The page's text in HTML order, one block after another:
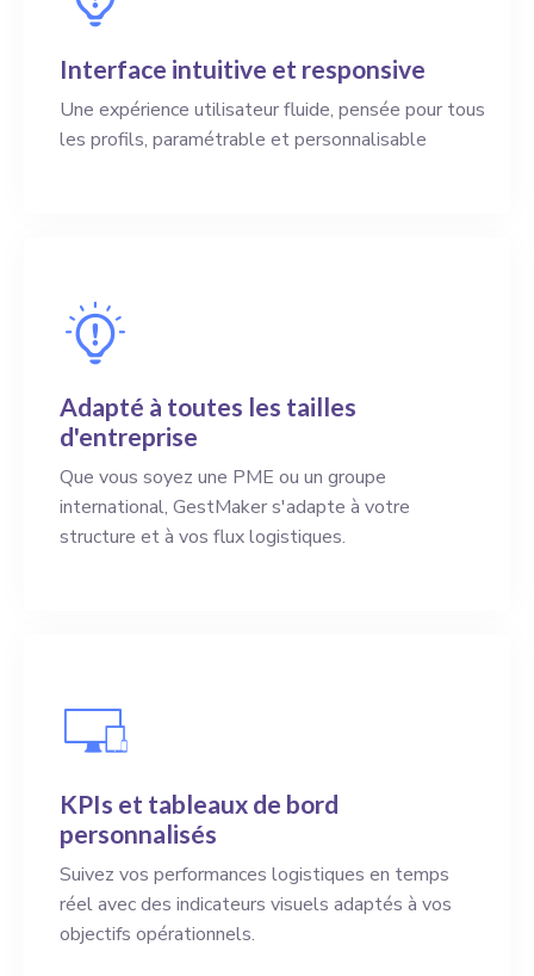
Interface intuitive et responsive
Une expérience utilisateur fluide, pensée pour tous
les profils, paramétrable et personnalisable
Adapté à toutes les tailles
d'entreprise
Que vous soyez une PME ou un groupe
international, GestMaker s'adapte à votre
structure et à vos flux logistiques.
KPIs et tableaux de bord
personnalisés
Suivez vos performances logistiques en temps
réel avec des indicateurs visuels adaptés à vos
objectifs opérationnels.